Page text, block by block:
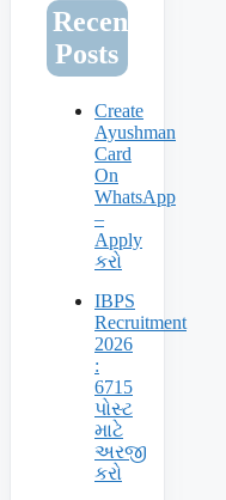
Recent
Posts
Create
Ayushman
Card
On
WhatsApp
–
Apply
કરો
IBPS
Recruitment
2026
:
6715
પોસ્ટ
માટે
અરજી
કરો